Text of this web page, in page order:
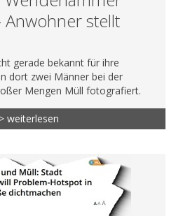
Anwohner stellt
gerade bekannt für ihre
dort zwei Männer bei der
Mengen Müll fotografiert.
weiterlesen